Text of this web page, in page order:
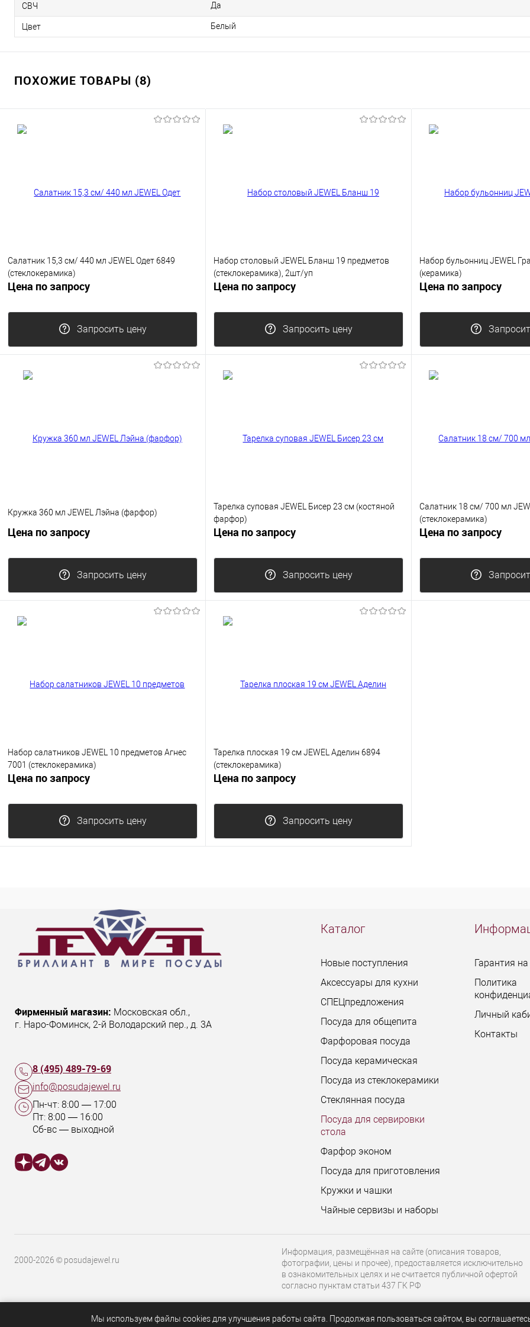
СВЧ Да
Цвет Белый
ПОХОЖИЕ ТОВАРЫ (8)
Салатник 15,3 см/ 440 мл JEWEL Одет 6849
(стеклокерамика)
Цена по запросу
Запросить цену
Набор столовый JEWEL Бланш 19 предметов
(стеклокерамика), 2шт/уп
Цена по запросу
Запросить цену
Набор бульонниц JEWEL
(керамика)
Цена по запросу
Кружка 360 мл JEWEL Лэйна (фарфор)
Цена по запросу
Запросить цену
Тарелка суповая JEWEL Бисер 23 см (костяной
фарфор)
Цена по запросу
Запросить цену
Салатник 18 см/ 700 мл
(стеклокерамика)
Цена по запросу
Набор салатников JEWEL 10 предметов Агнес
7001 (стеклокерамика)
Цена по запросу
Запросить цену
Тарелка плоская 19 см JEWEL Аделин 6894
(стеклокерамика)
Цена по запросу
Запросить цену
Фирменный магазин: Московская обл.,
г. Наро-Фоминск, 2-й Володарский пер., д. 3А
8 (495) 489-79-69
info@posudajewel.ru
Пн-чт: 8:00 — 17:00
Пт: 8:00 — 16:00
Сб-вс — выходной
Каталог
Новые поступления
Аксессуары для кухни
СПЕЦпредложения
Посуда для общепита
Фарфоровая посуда
Посуда керамическая
Посуда из стеклокерамики
Стеклянная посуда
Посуда для сервировки
стола
Фарфор эконом
Посуда для приготовления
Кружки и чашки
Чайные сервизы и наборы
Гарантия
Политика
Личный
Контакты
Мы используем файлы cookies для улучшения работы сайта. Продолжая пользоваться сайтом, вы
2000-2026 © posudajewel.ru
Информация, размещённая на сайте (описания товаров,
фотографии, цены и прочее), предоставляется исключительно
в ознакомительных целях и не считается публичной офертой
согласно пунктам статьи 437 ГК РФ
ОБРАТНАЯ СВЯЗЬ 8 (495) 489-79-69 info@posudajewel.ru СРАВНЕНИЕ